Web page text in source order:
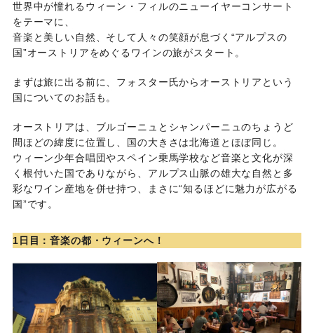
世界中が憧れるウィーン・フィルのニューイヤーコンサート
をテーマに、
音楽と美しい自然、そして人々の笑顔が息づく“アルプスの
国”オーストリアをめぐるワインの旅がスタート。
まずは旅に出る前に、フォスター氏からオーストリアという
国についてのお話も。
オーストリアは、ブルゴーニュとシャンパーニュのちょうど
間ほどの緯度に位置し、国の大きさは北海道とほぼ同じ。
ウィーン少年合唱団やスペイン乗馬学校など音楽と文化が深
く根付いた国でありながら、アルプス山脈の雄大な自然と多
彩なワイン産地を併せ持つ、まさに“知るほどに魅力が広がる
国”です。
1日目：音楽の都・ウィーンへ！